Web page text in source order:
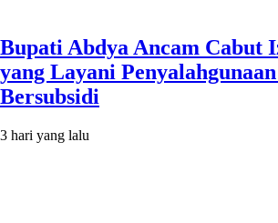
Bupati Abdya Ancam Cabut
yang Layani
Bersubsidi
3 hari yang lalu